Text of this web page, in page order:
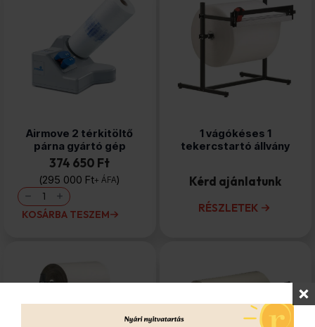
Airmove 2 térkitöltő
párna gyártó gép
374 650 Ft
295 000 Ft+ ÁFA
Airmove
2
térkitöltő
párna
KOSÁRBA TESZEM
1 vágókéses 1
tekercstartó állvány
Kérd ajánlatunk
RÉSZLETEK